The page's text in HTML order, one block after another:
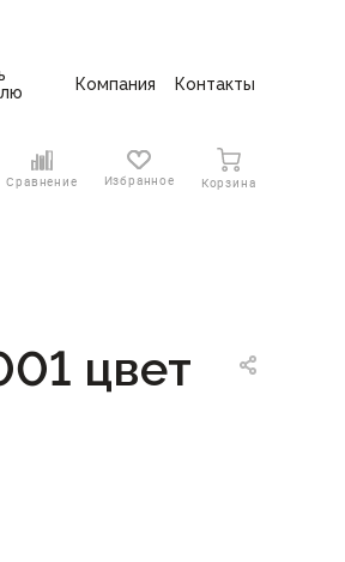
Компания Контакты
Сравнение Избранное Корзина
цвет